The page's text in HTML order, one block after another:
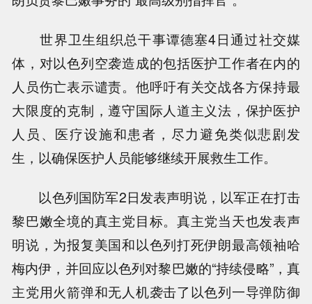
世界卫生组织总干事谭德塞4日通过社交媒
体，对以色列空袭造成的包括医护工作者在内的
人员伤亡表示谴责。他呼吁有关交战各方保持最
大限度的克制，遵守国际人道主义法，保护医护
人员、医疗设施和患者，尽力避免类似悲剧发
生，以确保医护人员能够继续开展救生工作。
以色列国防军2日发表声明说，以军正在打击
黎巴嫩全境的真主党目标。真主党当天也发表声
明说，为报复美国和以色列打死伊朗最高领袖哈
梅内伊，并回应以色列对黎巴嫩的“持续侵略”，真
主党用火箭弹和无人机袭击了以色列一导弹防御